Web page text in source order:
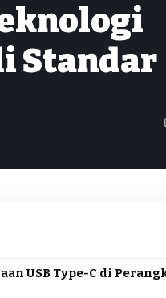
Standar
USB Type-C di